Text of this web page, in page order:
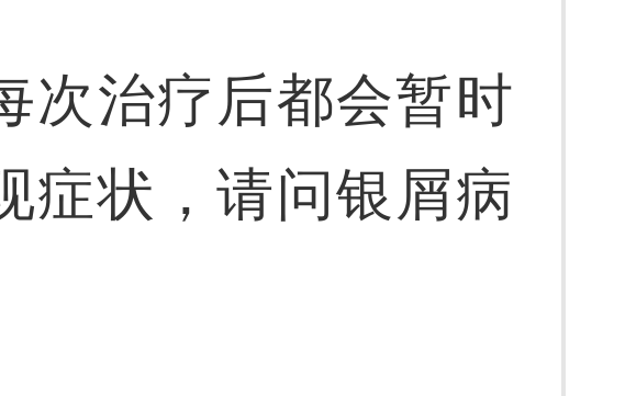
次治疗后都会暂时
症状，请问银屑病